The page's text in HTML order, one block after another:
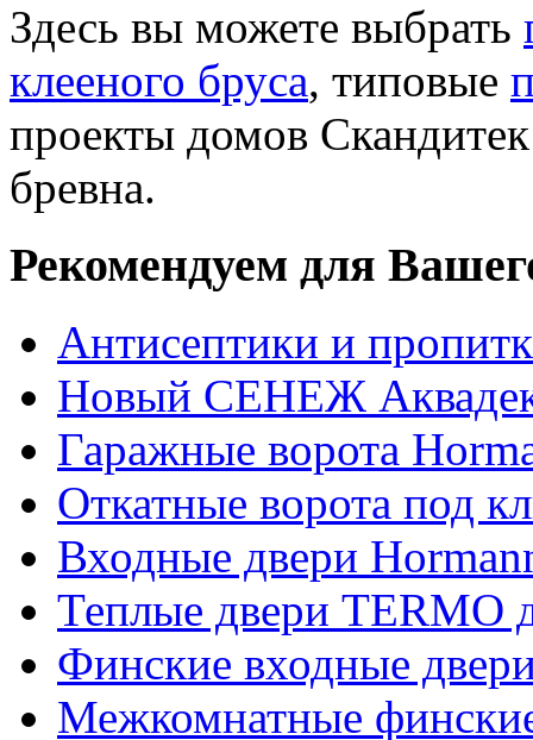
Здесь вы можете выбрать
клееного бруса, типовые
проекты домов
бревна.
Рекомендуем для
Антисептики и
Новый СЕНЕЖ
Гаражные ворота
Откатные ворота под
Входные двери
Теплые двери TERMO
Финские входные
Межкомнатные